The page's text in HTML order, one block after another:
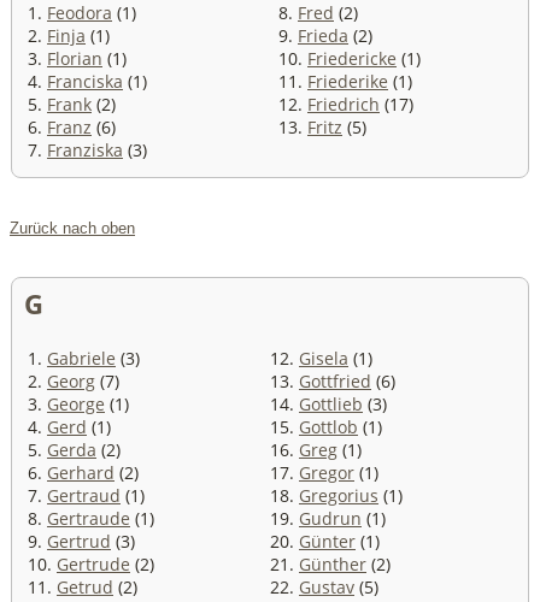
1. Feodora (1)
2. Finja (1)
3. Florian (1)
4. Franciska (1)
5. Frank (2)
6. Franz (6)
7. Franziska (3)
8. Fred (2)
9. Frieda (2)
10. Friedericke (1)
11. Friederike (1)
12. Friedrich (17)
13. Fritz (5)
Zurück nach oben
G
1. Gabriele (3)
2. Georg (7)
3. George (1)
4. Gerd (1)
5. Gerda (2)
6. Gerhard (2)
7. Gertraud (1)
8. Gertraude (1)
9. Gertrud (3)
10. Gertrude (2)
11. Getrud (2)
12. Gisela (1)
13. Gottfried (6)
14. Gottlieb (3)
15. Gottlob (1)
16. Greg (1)
17. Gregor (1)
18. Gregorius (1)
19. Gudrun (1)
20. Günter (1)
21. Günther (2)
22. Gustav (5)